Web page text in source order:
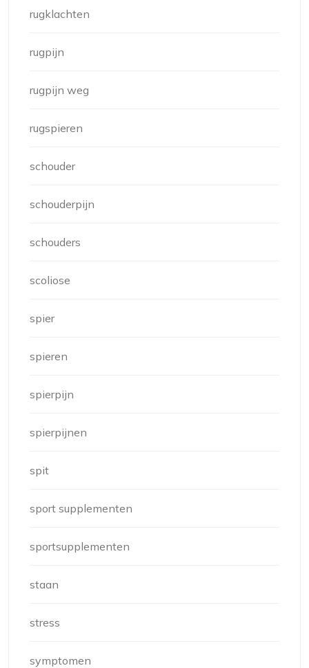
rugklachten
rugpijn
rugpijn weg
rugspieren
schouder
schouderpijn
schouders
scoliose
spier
spieren
spierpijn
spierpijnen
spit
sport supplementen
sportsupplementen
staan
stress
symptomen